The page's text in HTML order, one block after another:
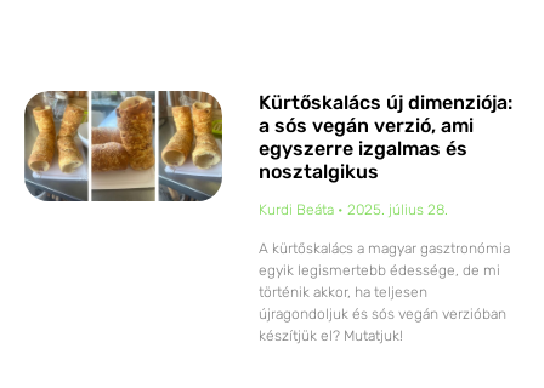
Kürtőskalács új dimenziója:
a sós vegán verzió, ami
egyszerre izgalmas és
nosztalgikus
Kurdi Beáta 2025. július 28.
A kürtőskalács a magyar gasztronómia
egyik legismertebb édessége, de mi
történik akkor, ha teljesen
újragondoljuk és sós vegán verzióban
készítjük el? Mutatjuk!